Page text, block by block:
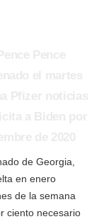
de Georgia,
en enero
de la semana
ciento necesario